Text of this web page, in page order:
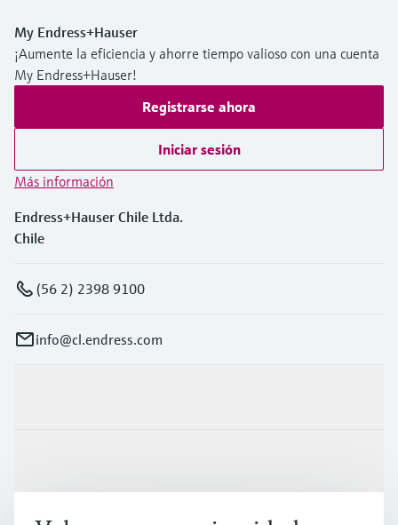
My Endress+Hauser
¡Aumente la eficiencia y ahorre tiempo valioso con una cuenta
My Endress+Hauser!
Registrarse ahora
Iniciar sesión
Más información
Endress+Hauser Chile Ltda.
Chile
(56 2) 2398 9100
info@cl.endress.com